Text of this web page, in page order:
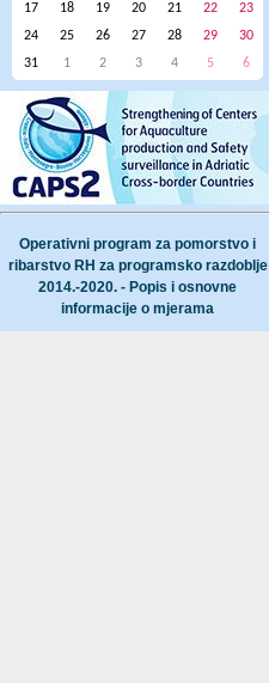
17
18 19 20 21 22
23
24
25 26 27 28 29
30
31
1 2 3 4 5 6
Operativni program za pomorstvo i
ribarstvo RH za programsko razdoblje
2014.-2020. - Popis i osnovne
informacije o mjerama